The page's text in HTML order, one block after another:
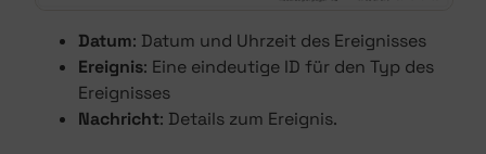
Datum: Datum und Uhrzeit des Ereignisses
Ereignis: Eine eindeutige ID für den Typ des
Ereignisses
Nachricht: Details zum Ereignis.